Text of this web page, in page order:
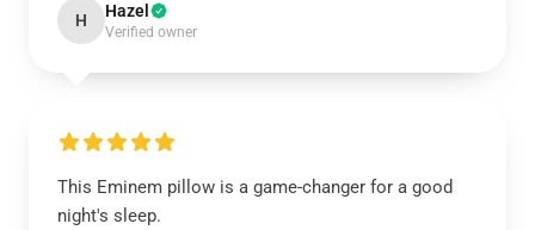
H Hazel
Verified owner
This Eminem pillow is a game-changer for a good
night's sleep.